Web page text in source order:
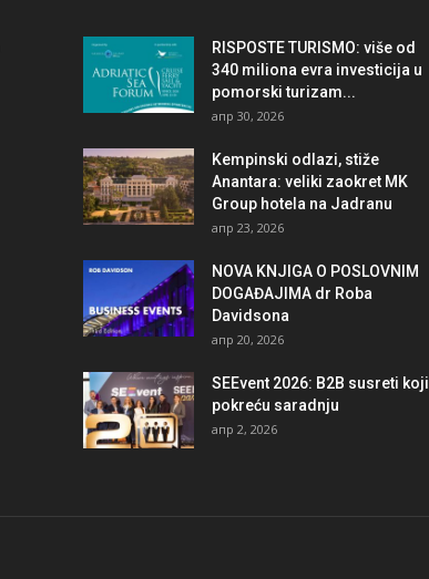
magazine
RISPOSTE TURISMO: više od
340 miliona evra investicija u
pomorski turizam...
апр 30, 2026
Kempinski odlazi, stiže
Anantara: veliki zaokret MK
Group hotela na Jadranu
апр 23, 2026
NOVA KNJIGA O POSLOVNIM
DOGAĐAJIMA dr Roba
Davidsona
апр 20, 2026
SEEvent 2026: B2B susreti koji
pokreću saradnju
апр 2, 2026